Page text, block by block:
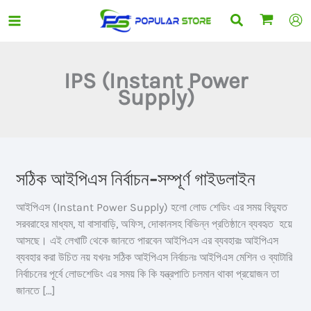
to
Search
IPS (Instant Power
Supply)
সঠিক আইপিএস নির্বাচন-সম্পূর্ণ গাইডলাইন
আইপিএস (Instant Power Supply) হলো লোড শেডিং এর সময় বিদ্যুত
সরবরাহের মাধ্যম, যা বাসাবাড়ি, অফিস, দোকানসহ বিভিন্ন প্রতিষ্ঠানে ব্যবহৃত হয়ে
আসছে। এই লেখাটি থেকে জানতে পারবেন আইপিএস এর ব্যবহারঃ আইপিএস
ব্যবহার করা উচিত নয় যখনঃ সঠিক আইপিএস নির্বাচনঃ আইপিএস মেশিন ও ব্যাটারি
নির্বাচনের পূর্বে লোডশেডিং এর সময় কি কি যন্ত্রপাতি চলমান থাকা প্রয়োজন তা
জানতে […]